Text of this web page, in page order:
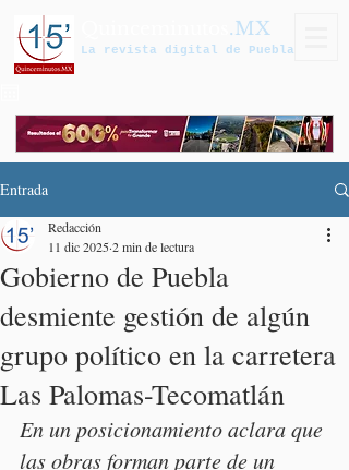
.MX
La revista digital de Puebla
Entrada
Gobierno de Puebla
desmiente gestión de algún
grupo político en la carretera
Las Palomas-Tecomatlán
Redacción
11 dic 20252 min de lectura
En un posicionamiento aclara que
las obras forman parte de un